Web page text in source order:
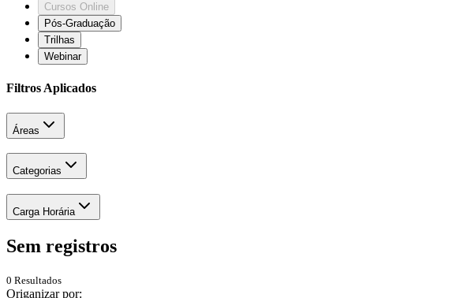
Cursos Online
Pós-Graduação
Trilhas
Webinar
Filtros Aplicados
Áreas
Categorias
Carga Horária
Sem registros
0 Resultados
Origanizar por: